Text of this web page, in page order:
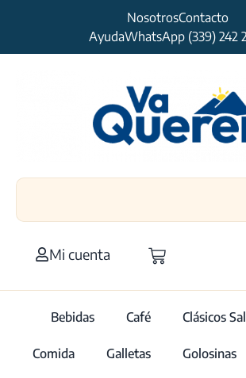
NosotrosContacto
AyudaWhatsApp (339) 242
Mi cuenta
Bebidas Café Clásicos
Comida Galletas Golosinas